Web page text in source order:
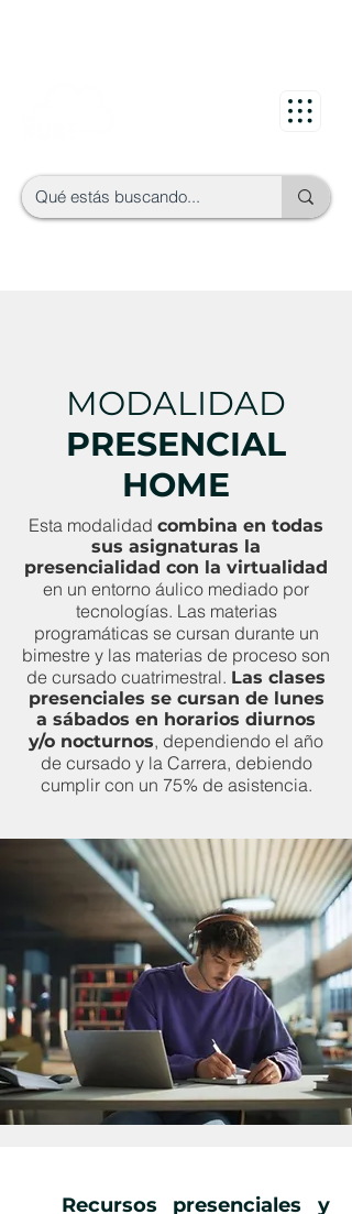
MODALIDAD
PRESENCIAL
HOME
Esta modalidad combina en todas
sus asignaturas la
presencialidad con la virtualidad
en un entorno áulico mediado por
tecnologías. Las materias
programáticas se cursan durante un
bimestre y las materias de proceso son
de cursado cuatrimestral. Las clases
presenciales se cursan de lunes
a sábados en horarios diurnos
y/o nocturnos, dependiendo el año
de cursado y la Carrera, debiendo
cumplir con un 75% de asistencia.
Recursos presenciales y